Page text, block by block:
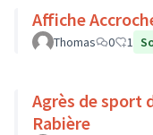
Thomas 0 1
Agrès de sport
Rabière